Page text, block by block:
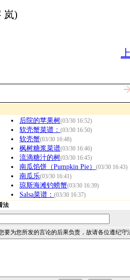
)
后院的苹果树(03/30 16:52)
软壳蟹菜谱： (03/30 16:50)
软壳蟹(03/30 16:48)
枫树糖浆菜谱(03/30 16:46)
流滴糖汁的树(03/30 16:45)
南瓜馅饼（Pumpkin Pie） (03/30 16:43)
南瓜乐(03/30 16:41)
琼斯海滩钓螃蟹(03/30 16:39)
Salsa菜谱： (03/30 16:37)
法
要为您所发的言论的后果负责，故请各位遵纪守